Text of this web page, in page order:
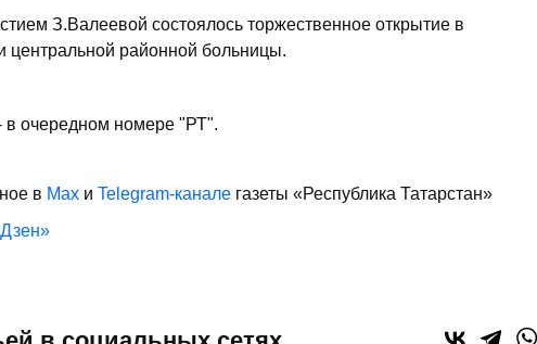
З.Валеевой состоялось торжественное открытие в
центральной районной больницы.
в очередном номере "РТ".
в Max и Telegram-канале газеты «Республика Татарстан»